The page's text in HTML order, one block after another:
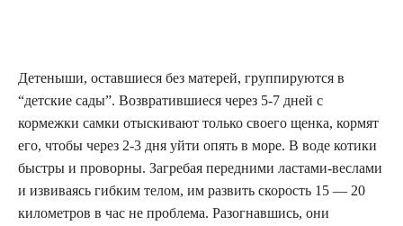
Детеныши, оставшиеся без матерей, группируются в
“детские сады”. Возвратившиеся через 5-7 дней с
кормежки самки отыскивают только своего щенка, кормят
его, чтобы через 2-3 дня уйти опять в море. В воде котики
быстры и проворны. Загребая передними ластами-веслами
и извиваясь гибким телом, им развить скорость 15 — 20
километров в час не проблема. Разогнавшись, они